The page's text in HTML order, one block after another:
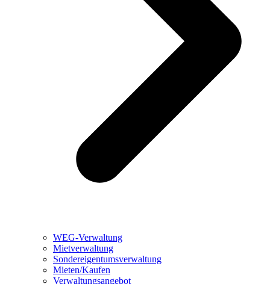
WEG-Verwaltung
Mietverwaltung
Sondereigentumsverwaltung
Mieten/Kaufen
Verwaltungsangebot